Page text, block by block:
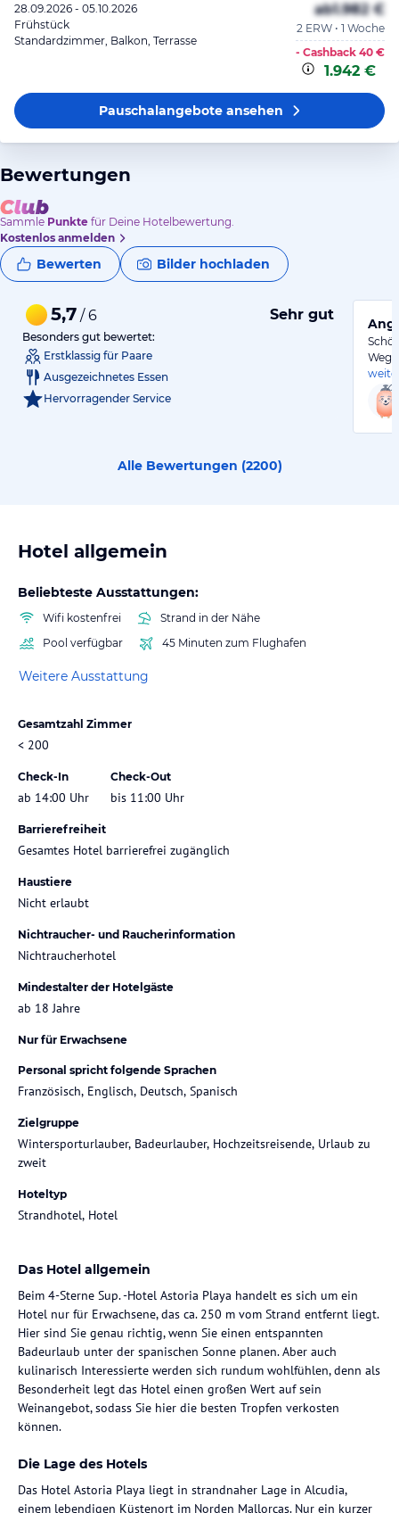
28.09.2026 - 05.10.2026
Frühstück
Standardzimmer, Balkon, Terrasse
ab1.982 €
2 ERW • 1 Woche
- Cashback 40 €
1.942 €
Pauschalangeboteansehen
Bewertungen
Sammle Punkte für Deine Hotelbewertung.
Kostenlos anmelden
Bewerten Bilder hochladen
5,7 / 6 Sehr gut
Besonders gut bewertet:
Erstklassig für Paare
Ausgezeichnetes Essen
Hervorragender Service
Weg
Alle Bewertungen (2200)
Hotel allgemein
Beliebteste Ausstattungen:
Wifi kostenfrei
Strand in der Nähe
Pool verfügbar
45 Minuten zum Flughafen
Weitere Ausstattung
Gesamtzahl Zimmer
< 200
Check-In
ab 14:00 Uhr
Check-Out
bis 11:00 Uhr
Barrierefreiheit
Gesamtes Hotel barrierefrei zugänglich
Haustiere
Nicht erlaubt
Nichtraucher- und Raucherinformation
Nichtraucherhotel
Mindestalter der Hotelgäste
ab 18 Jahre
Nur für Erwachsene
Personal spricht folgende Sprachen
Französisch, Englisch, Deutsch, Spanisch
Zielgruppe
Wintersporturlauber, Badeurlauber, Hochzeitsreisende, Urlaub zu
zweit
Hoteltyp
Strandhotel, Hotel
Das Hotel allgemein
Beim 4-Sterne Sup. -Hotel Astoria Playa handelt es sich um ein
Hotel nur für Erwachsene, das ca. 250 m vom Strand entfernt liegt.
Hier sind Sie genau richtig, wenn Sie einen entspannten
Badeurlaub unter der spanischen Sonne planen. Aber auch
kulinarisch Interessierte werden sich rundum wohlfühlen, denn als
Besonderheit legt das Hotel einen großen Wert auf sein
Weinangebot, sodass Sie hier die besten Tropfen verkosten
können.
Die Lage des Hotels
Das Hotel Astoria Playa liegt in strandnaher Lage in Alcudia,
einem lebendigen Küstenort im Norden Mallorcas. Nur ein kurzer